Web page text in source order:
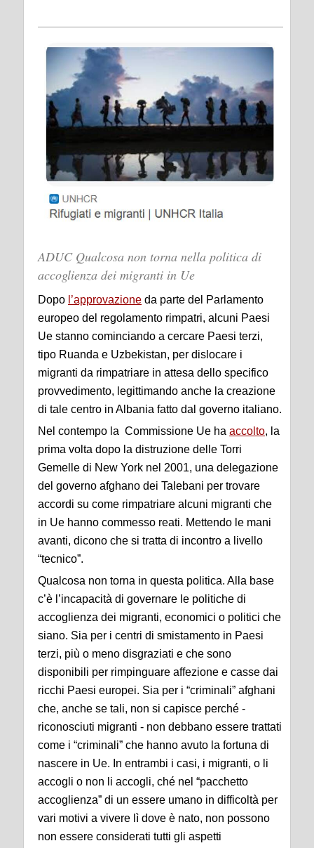
ADUC Qualcosa non torna nella politica di
accoglienza dei migranti in Ue
Dopo l’approvazione da parte del Parlamento
europeo del regolamento rimpatri, alcuni Paesi
Ue stanno cominciando a cercare Paesi terzi,
tipo Ruanda e Uzbekistan, per dislocare i
migranti da rimpatriare in attesa dello specifico
provvedimento, legittimando anche la creazione
di tale centro in Albania fatto dal governo italiano.
Nel contempo la Commissione Ue ha accolto, la
prima volta dopo la distruzione delle Torri
Gemelle di New York nel 2001, una delegazione
del governo afghano dei Talebani per trovare
accordi su come rimpatriare alcuni migranti che
in Ue hanno commesso reati. Mettendo le mani
avanti, dicono che si tratta di incontro a livello
“tecnico”.
Qualcosa non torna in questa politica. Alla base
c’è l’incapacità di governare le politiche di
accoglienza dei migranti, economici o politici che
siano. Sia per i centri di smistamento in Paesi
terzi, più o meno disgraziati e che sono
disponibili per rimpinguare affezione e casse dai
ricchi Paesi europei. Sia per i “criminali” afghani
che, anche se tali, non si capisce perché -
riconosciuti migranti - non debbano essere trattati
come i “criminali” che hanno avuto la fortuna di
nascere in Ue. In entrambi i casi, i migranti, o li
accogli o non li accogli, ché nel “pacchetto
accoglienza” di un essere umano in difficoltà per
vari motivi a vivere lì dove è nato, non possono
non essere considerati tutti gli aspetti